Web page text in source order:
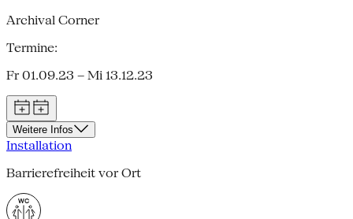
Archival Corner
Termine:
Fr 01.09.23 – Mi 13.12.23
Weitere Infos
Installation
Barrierefreiheit vor Ort